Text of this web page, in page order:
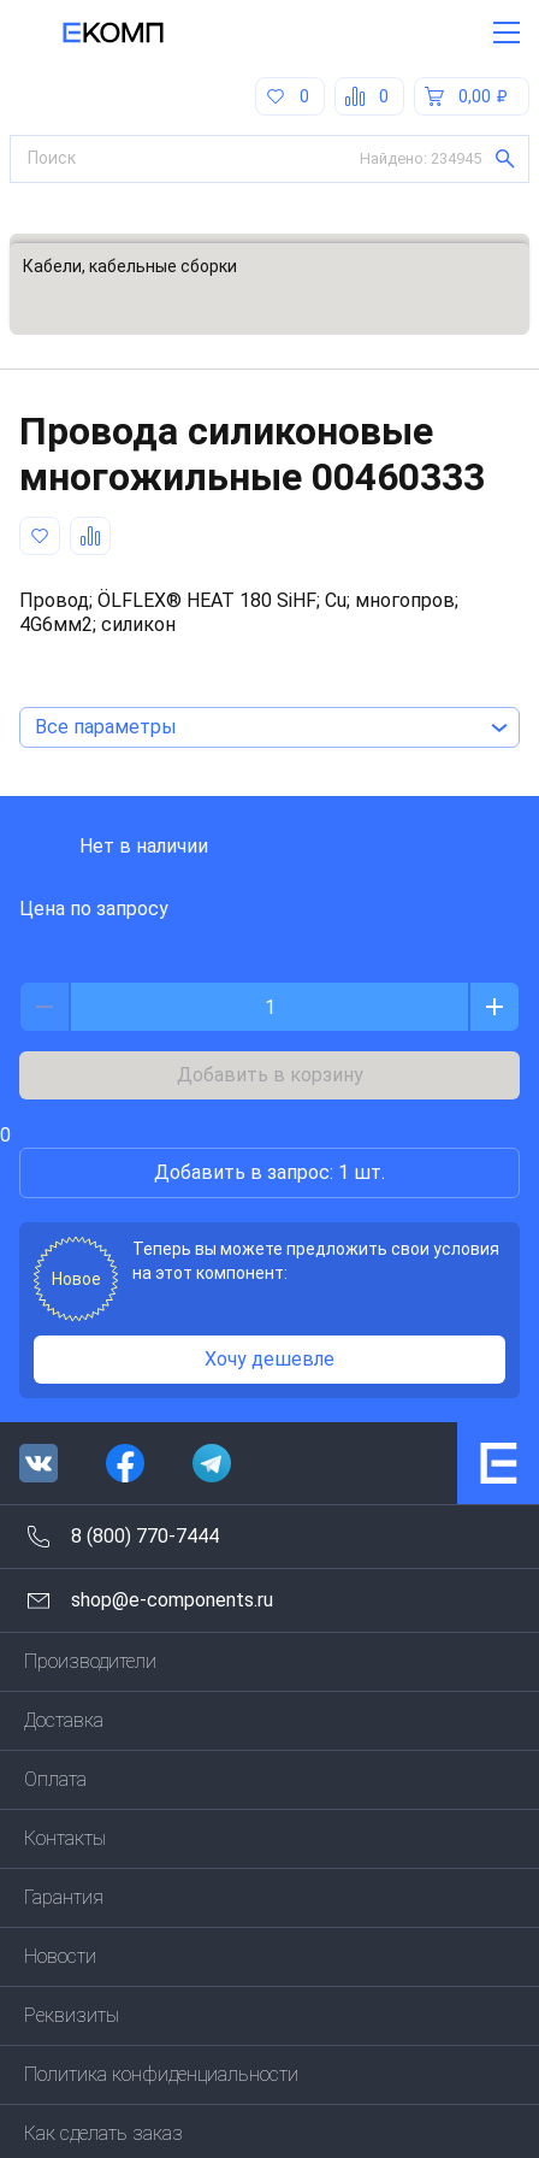
0,00
0
0
Найдено: 234945
Все категории
Кабели, кабельные сборки
Провода силиконовые
многожильные 00460333
Провод; ÖLFLEX® HEAT 180 SiHF; Cu; многопров;
4G6мм2; силикон
Все параметры
Нет в наличии
Цена по запросу
Добавить в корзину
0
Добавить в запрос: 1 шт.
Новое
Теперь вы можете предложить свои условия
на этот компонент:
Хочу дешевле
8 (800) 770-7444
shop@e-components.ru
Производители
Доставка
Оплата
Контакты
Гарантия
Новости
Реквизиты
Политика конфиденциальности
Как сделать заказ